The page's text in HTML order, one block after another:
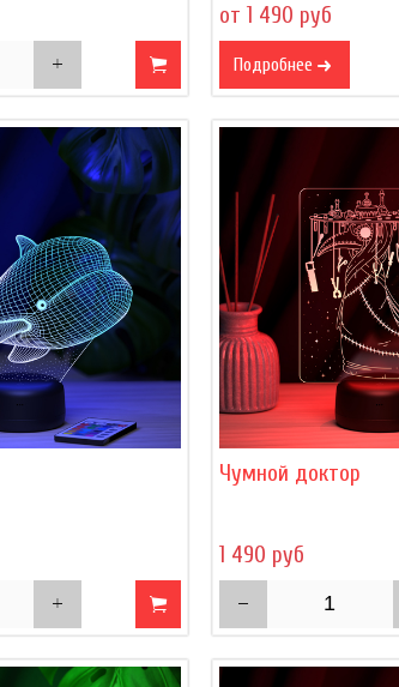
от 1 490 руб
Подробнее
Чумной доктор
1 490 руб